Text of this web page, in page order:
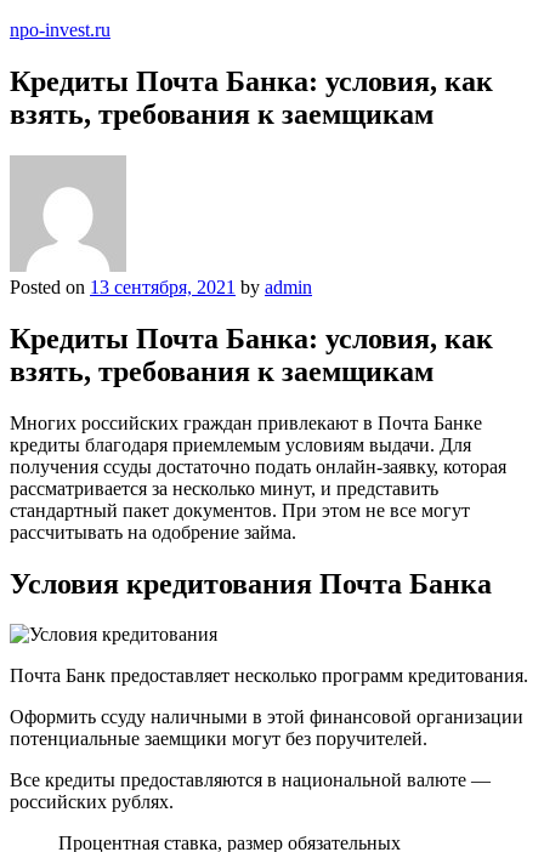
npo-invest.ru
Кредиты Почта Банка: условия, как
взять, требования к заемщикам
Posted on 13 сентября, 2021 by admin
Кредиты Почта Банка: условия, как
взять, требования к заемщикам
Многих российских граждан привлекают в Почта Банке
кредиты благодаря приемлемым условиям выдачи. Для
получения ссуды достаточно подать онлайн-заявку, которая
рассматривается за несколько минут, и представить
стандартный пакет документов. При этом не все могут
рассчитывать на одобрение займа.
Условия кредитования Почта Банка
Почта Банк предоставляет несколько программ кредитования.
Оформить ссуду наличными в этой финансовой организации
потенциальные заемщики могут без поручителей.
Все кредиты предоставляются в национальной валюте —
российских рублях.
Процентная ставка, размер обязательных